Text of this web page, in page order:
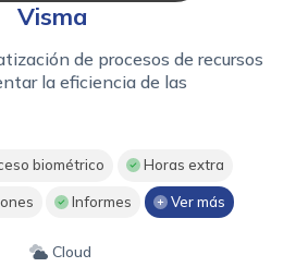
Visma
de procesos de recursos
la eficiencia de las
biométrico Horas extra
Informes Ver más
Cloud